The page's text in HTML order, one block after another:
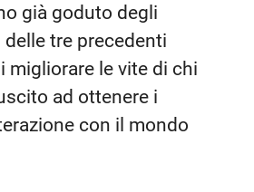
già goduto degli
tre precedenti
migliorare le vite di chi
ad ottenere i
con il mondo